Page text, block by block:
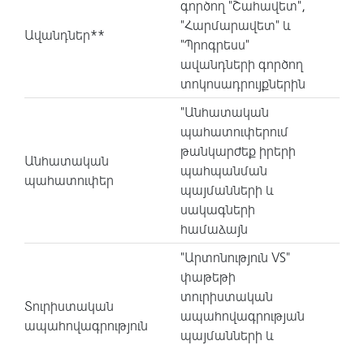
Ավանդներ**
գործող "Շահավետ",
"Հարմարավետ" և
"Պրոգրեսս"
ավանդների գործող
տոկոսադրույքներին
Անհատական
պահատուփեր
"Անհատական
պահատուփերում
թանկարժեք իրերի
պահպանման
պայմանների և
սակագների
համաձայն
Տուրիստական
ապահովագրություն
"Արտոնություն VS"
փաթեթի
տուրիստական
ապահովագրության
պայմանների և